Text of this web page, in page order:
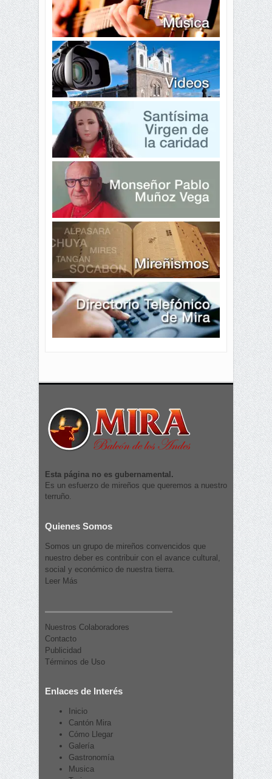
Esta página no es gubernamental.
Es un esfuerzo de mireños que queremos a nuestro
terruño.
Quienes Somos
Somos un grupo de mireños convencidos que
nuestro deber es contribuir con el avance cultural,
social y económico de nuestra tierra.
Leer Más
Nuestros Colaboradores
Contacto
Publicidad
Términos de Uso
Enlaces de Interés
Inicio
Cantón Mira
Cómo Llegar
Galería
Gastronomía
Musica